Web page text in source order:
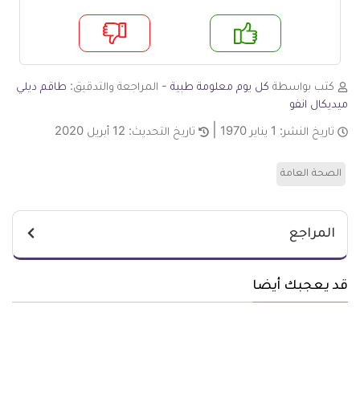
لا
كتب بواسطة كل يوم معلومة طبية - المراجعة والتدقيق: طاقم ديلي
ميديكال انفو
تاريخ النشر: 1 يناير 1970 تاريخ التحديث: 12 أبريل 2020
الصحة العامة
المراجع
قد يعجبك أيضا